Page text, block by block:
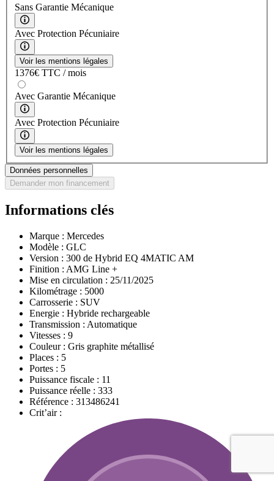
Sans Garantie Mécanique
Avec Protection Pécuniaire
Voir les mentions légales
1376€ TTC / mois
Avec Garantie Mécanique
Avec Protection Pécuniaire
Voir les mentions légales
Données personnelles
Demander mon financement
Informations clés
Marque : Mercedes
Modèle : GLC
Version : 300 de Hybrid EQ 4MATIC AM
Finition : AMG Line +
Mise en circulation : 25/11/2025
Kilométrage : 5000
Carrosserie : SUV
Energie : Hybride rechargeable
Transmission : Automatique
Vitesses : 9
Couleur : Gris graphite métallisé
Places : 5
Portes : 5
Puissance fiscale : 11
Puissance réelle : 333
Référence : 313486241
Crit’air :